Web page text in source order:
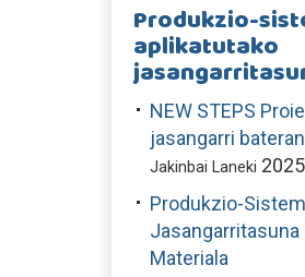
Produkzio-
aplikatutako
NEW STEPS
jasangarri
Jakinbai Laneki
Produkzio-
Materiala